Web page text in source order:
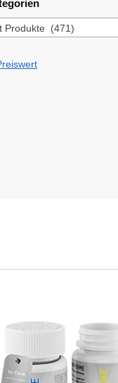
Produkte (471)